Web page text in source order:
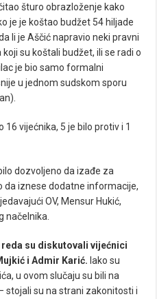
šturo obrazloženje kako
je je koštao budžet 54 hiljade
li je Aščić napravio neki pravni
su koštali budžet, ili se radi o
je bio samo formalni
u jednom sudskom sporu
16 vijećnika, 5 je bilo protiv i 1
dozvoljeno da izađe za
da iznese dodatne informacije,
OV, Mensur Hukić,
načelnika.
su diskutovali vijećnici
i Admir Karić. Iako su
u ovom slučaju su bili na
stojali su na strani zakonitosti i